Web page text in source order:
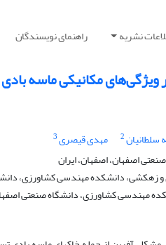
نشریه راهنمای نویسندگان
ویژگی‌های مکانیکی ماسه بادی
سلطانیان2 مهدی قیصری3
اصفهان، اصفهان، ایران
زهکشی، دانشکده مهندسی کشاورزی،
مهندسی کشاورزی، دانشگاه صنعتی